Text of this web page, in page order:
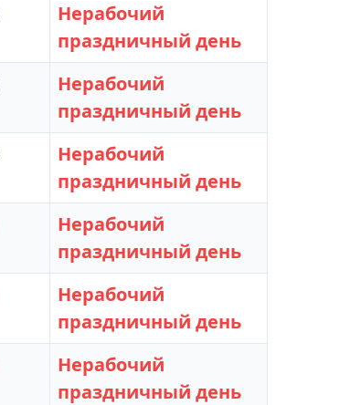
Нерабочий
праздничный день
Нерабочий
праздничный день
Нерабочий
праздничный день
Нерабочий
праздничный день
Нерабочий
праздничный день
Нерабочий
праздничный день